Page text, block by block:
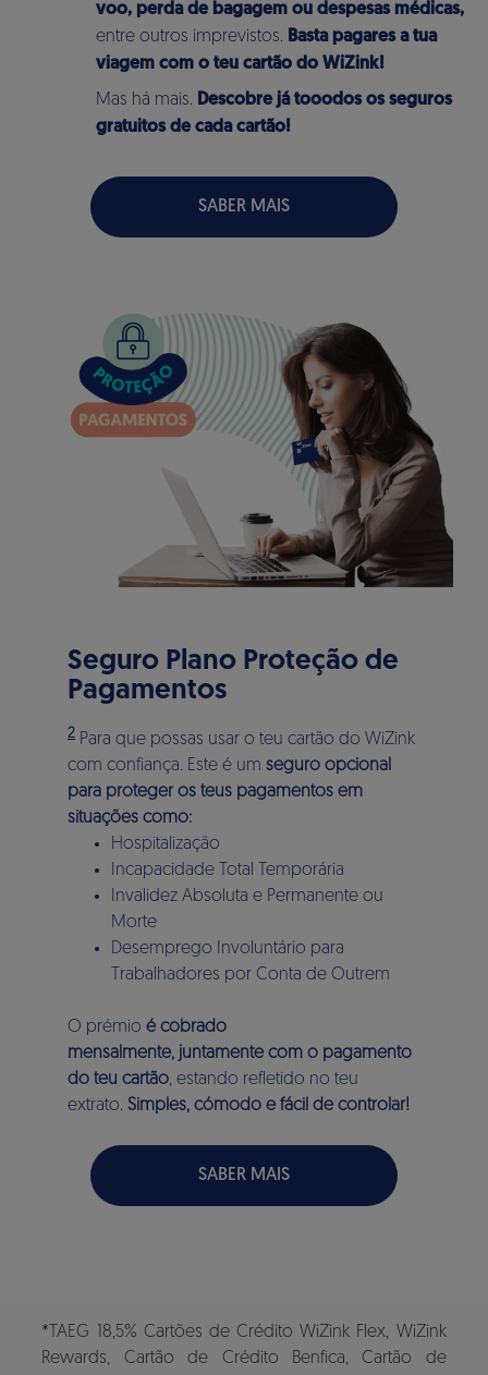
voo, perda de bagagem ou despesas médicas,
entre outros imprevistos. Basta pagares a tua
viagem com o teu cartão do WiZink!
Mas há mais. Descobre já tooodos os seguros
gratuitos de cada cartão!
SABER MAIS
Seguro Plano Proteção de
Pagamentos
2 Para que possas usar o teu cartão do WiZink
com confiança. Este é um seguro opcional
para proteger os teus pagamentos em
situações como:
Hospitalização
Incapacidade Total Temporária
Invalidez Absoluta e Permanente ou
Morte
Desemprego Involuntário para
Trabalhadores por Conta de Outrem
O prémio é cobrado
mensalmente, juntamente com o pagamento
do teu cartão, estando refletido no teu
extrato. Simples, cómodo e fácil de controlar!
SABER MAIS
*TAEG 18,5% Cartões de Crédito WiZink Flex, WiZink
Rewards, Cartão de Crédito Benfica, Cartão de